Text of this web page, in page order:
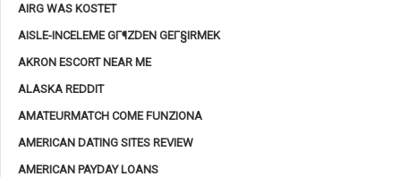
AIRG WAS KOSTET
AISLE-INCELEME GГ¶ZDEN GEГ§IRMEK
AKRON ESCORT NEAR ME
ALASKA REDDIT
AMATEURMATCH COME FUNZIONA
AMERICAN DATING SITES REVIEW
AMERICAN PAYDAY LOANS